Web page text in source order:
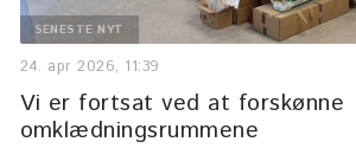
SENESTE NYT
24. apr 2026, 11:39
Vi er fortsat ved at forskønne
omklædningsrummene